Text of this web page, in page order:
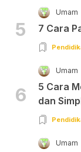
5
Umam
7 Cara
6
Umam
5 Cara
dan
Umam